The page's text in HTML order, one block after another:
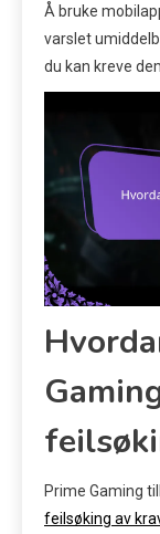
Å bruke
varslet
du kan kreve
Prime Gaming
feilsøking av